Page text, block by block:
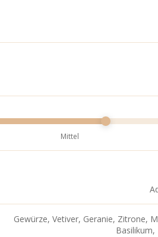
Mittel
Gewürze, Vetiver, Geranie, Zitrone,